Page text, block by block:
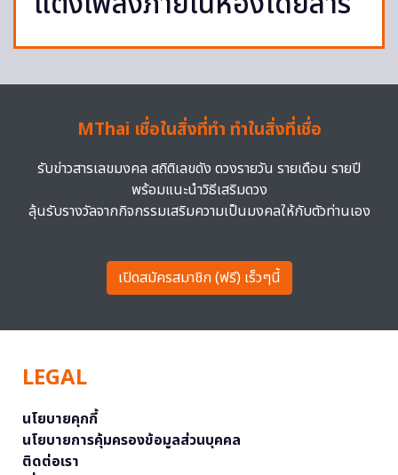
MThai เชื่อในสิ่งที่ทำ ทำในสิ่งที่เชื่อ
รับข่าวสารเลขมงคล สถิติเลขดัง ดวงรายวัน รายเดือน รายปี
พร้อมแนะนำวิธีเสริมดวง
ลุ้นรับรางวัลจากกิจกรรมเสริมความเป็นมงคลให้กับตัวท่านเอง
เปิดสมัครสมาชิก (ฟรี) เร็วๆนี้
LEGAL
นโยบายคุกกี้
นโยบายการคุ้มครองข้อมูลส่วนบุคคล
ติดต่อเรา